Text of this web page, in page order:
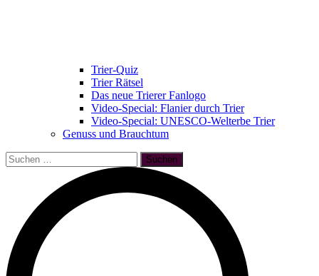
Trier-Quiz
Trier Rätsel
Das neue Trierer Fanlogo
Video-Special: Flanier durch Trier
Video-Special: UNESCO-Welterbe Trier
Genuss und Brauchtum
Suchen
nach: